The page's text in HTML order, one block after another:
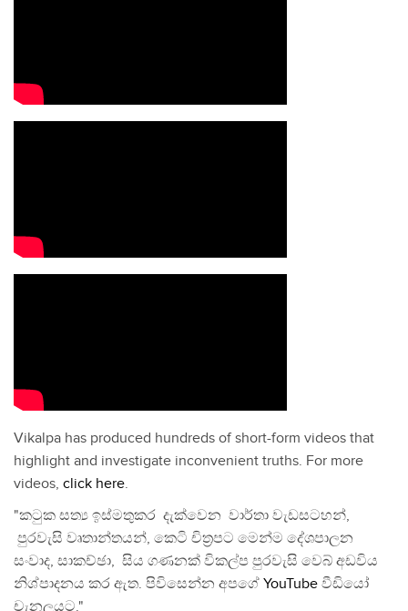
Vikalpa has produced hundreds of short-form videos that
highlight and investigate inconvenient truths. For more
videos, click here.
"කටුක සත්‍ය ඉස්මතුකර දැක්වෙන වාර්තා වැඩසටහන්,
පුරවැසි වෘතාන්තයන්, කෙටි චිත්‍රපට මෙන්ම දේශපාලන
සංවාද, සාකච්ඡා, සිය ගණනක් විකල්ප පුරවැසි වෙබ් අඩවිය
නිශ්පාදනය කර ඇත. පිවිසෙන්න අපගේ YouTube වීඩියෝ
චැනලයට."